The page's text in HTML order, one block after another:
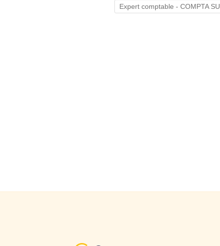
Expert comptable - COMPTA